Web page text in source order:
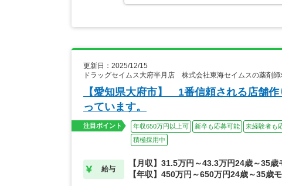
更新日：2025/12/15
ドラッグセイムス大府半月店 株式会社東海セイムスの薬剤師
【愛知県大府市】 1番信頼される店舗
っています。
注目ポイント 年収650万円以上可 新卒も応募可能 未経験者も
積極採用中
給与
【月収】31.5万円～43.3万円24歳～35歳
【年収】450万円～650万円24歳～35歳